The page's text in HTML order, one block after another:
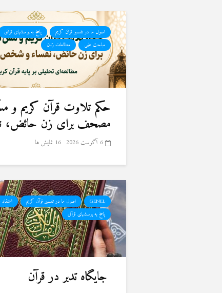
اصول ما در تفسیر قرآن کریم پاسخ به پرسشهای قرآنی
مباحث علمی
مطالعات زنان
حكم تلاوت قرآن كريم و
مصحف برای زن حائض،
6 آگوست 2026 16 نمایش ها
GENEL اصول ما در تفسیر قرآن کریم
اعتقاد
پاسخ به پرسشهای قرآنی
جایگاه تدبر در قرآن